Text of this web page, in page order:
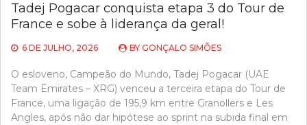
Tadej Pogacar conquista etapa 3 do Tour de
France e sobe à liderança da geral!
6 DE JULHO, 2026 BY GONÇALO SIMÕES
O esloveno, Campeão do Mundo, Tadej Pogacar (UAE
Team Emirates – XRG) venceu a terceira etapa do Tour de
France, uma ligação de 195,9 km entre Granollers e Les
Angles, após não dar hipótese ao sprint na subida final em